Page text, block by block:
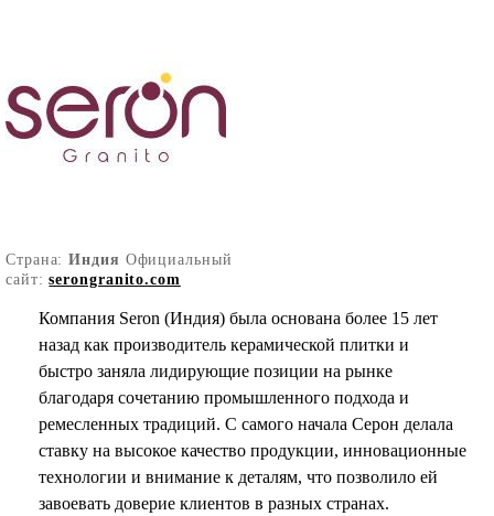
Страна:Индия Официальный
сайт:serongranito.com
Компания Seron (Индия) была основана более 15 лет
назад как производитель керамической плитки и
быстро заняла лидирующие позиции на рынке
благодаря сочетанию промышленного подхода и
ремесленных традиций. С самого начала Серон делала
ставку на высокое качество продукции, инновационные
технологии и внимание к деталям, что позволило ей
завоевать доверие клиентов в разных странах.